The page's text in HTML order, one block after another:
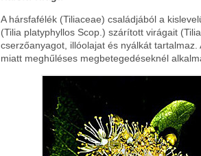
A hársfafélék (Tiliaceae) családjából a
(Tilia platyphyllos Scop.) szárított virágait
cserzőanyagot, illóolajat és nyálkát
miatt meghűléses megbetegedéseknél